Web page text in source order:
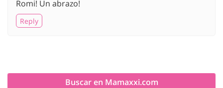
Romi! Un abrazo!
Reply
Buscar en Mamaxxi.com